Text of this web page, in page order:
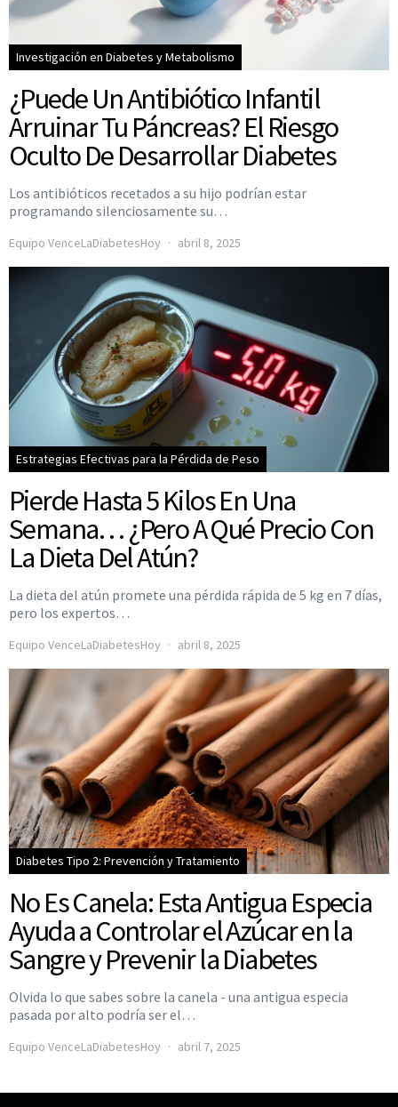
Investigación en Diabetes y Metabolismo
¿Puede Un Antibiótico Infantil
Arruinar Tu Páncreas? El Riesgo
Oculto De Desarrollar Diabetes
Los antibióticos recetados a su hijo podrían estar
programando silenciosamente su…
Equipo VenceLaDiabetesHoy abril 8, 2025
Estrategias Efectivas para la Pérdida de Peso
Pierde Hasta 5 Kilos En Una
Semana… ¿Pero A Qué Precio Con
La Dieta Del Atún?
La dieta del atún promete una pérdida rápida de 5 kg en 7 días,
pero los expertos…
Equipo VenceLaDiabetesHoy abril 8, 2025
Diabetes Tipo 2: Prevención y Tratamiento
No Es Canela: Esta Antigua Especia
Ayuda a Controlar el Azúcar en la
Sangre y Prevenir la Diabetes
Olvida lo que sabes sobre la canela - una antigua especia
pasada por alto podría ser el…
Equipo VenceLaDiabetesHoy abril 7, 2025